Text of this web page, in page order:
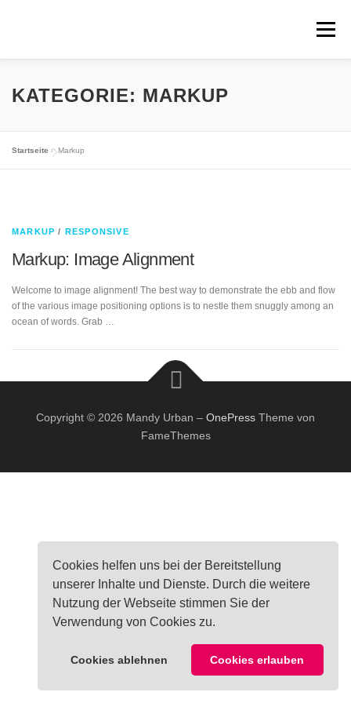
Cookies helfen uns bei der Bereitstellung
unserer Inhalte und Dienste. Durch die weitere
Nutzung der Webseite stimmen Sie der
Verwendung von Cookies zu.
Cookies ablehnen Cookies erlauben
Menü
ÜBER MICH FOTOS FAKTEN
DATENSCHUTZ
KATEGORIE: MARKUP
Startseite »Markup
MARKUP / RESPONSIVE
Markup: Image Alignment
Welcome to image alignment! The best way to demonstrate the ebb and flow
of the various image positioning options is to nestle them snuggly among an
ocean of words. Grab …
Copyright © 2026 Mandy Urban – OnePress Theme von
FameThemes